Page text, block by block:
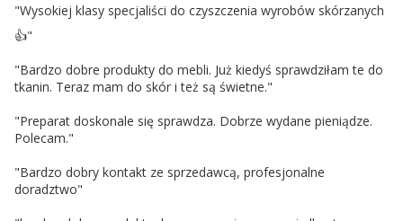
"Wysokiej klasy specjaliści do czyszczenia wyrobów skórzanych
👍"
"Bardzo dobre produkty do mebli. Już kiedyś sprawdziłam te do
tkanin. Teraz mam do skór i też są świetne."
"Preparat doskonale się sprawdza. Dobrze wydane pieniądze.
Polecam."
"Bardzo dobry kontakt ze sprzedawcą, profesjonalne
doradztwo"